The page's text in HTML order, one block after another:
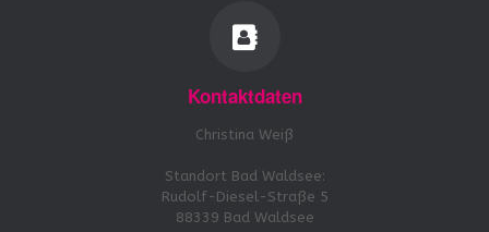
Kontaktdaten
Christina Weiß
Standort Bad Waldsee:
Rudolf-Diesel-Straße 5
88339 Bad Waldsee